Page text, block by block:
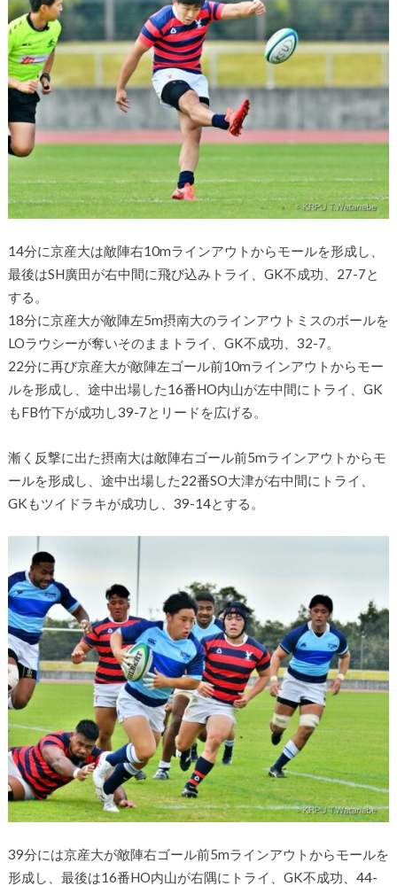
14分に京産大は敵陣右10mラインアウトからモールを形成し、
最後はSH廣田が右中間に飛び込みトライ、GK不成功、27-7と
する。
18分に京産大が敵陣左5m摂南大のラインアウトミスのボールを
LOラウシーが奪いそのままトライ、GK不成功、32-7。
22分に再び京産大が敵陣左ゴール前10mラインアウトからモー
ルを形成し、途中出場した16番HO内山が左中間にトライ、GK
もFB竹下が成功し39-7とリードを広げる。
漸く反撃に出た摂南大は敵陣右ゴール前5mラインアウトからモ
ールを形成し、途中出場した22番SO大津が右中間にトライ、
GKもツイドラキが成功し、39-14とする。
39分には京産大が敵陣右ゴール前5mラインアウトからモールを
形成し、最後は16番HO内山が右隅にトライ、GK不成功、44-